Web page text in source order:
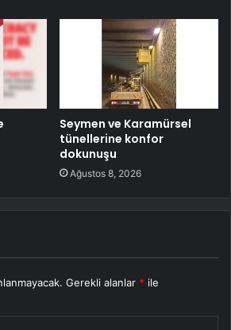
Seymen ve Karamürsel
tünellerine konfor
dokunuşu
Ağustos 8, 2026
Gerekli alanlar * ile